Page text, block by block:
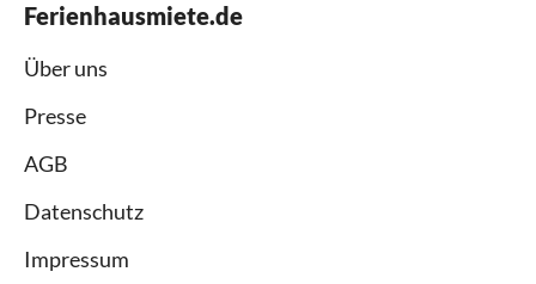
Ferienhausmiete.de
Über uns
Presse
AGB
Datenschutz
Impressum